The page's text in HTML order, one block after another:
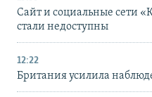
Сайт и социальные сети
стали недоступны
12:22
Британия усилила